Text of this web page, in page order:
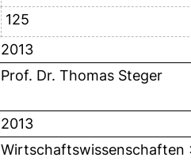
125
2013
Prof. Dr. Thomas Steger
2013